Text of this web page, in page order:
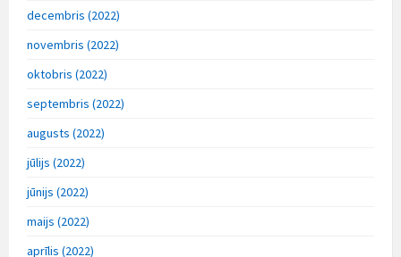
decembris (2022)
novembris (2022)
oktobris (2022)
septembris (2022)
augusts (2022)
jūlijs (2022)
jūnijs (2022)
maijs (2022)
aprīlis (2022)